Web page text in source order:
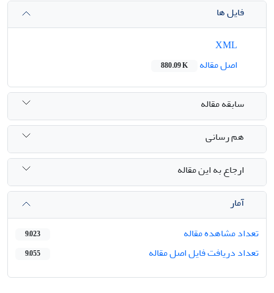
فایل ها
اصل مقاله
880.09 K
سابقه مقاله
هم رسانی
ارجاع به این مقاله
آمار
تعداد مشاهده مقاله
9,023
تعداد دریافت فایل اصل مقاله 9,055